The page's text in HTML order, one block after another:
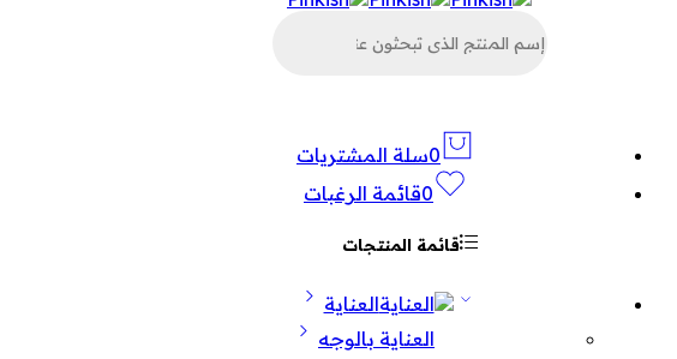
عن
0سلة المشتريات
0قائمة الرغبات
قائمة المنتجات
العناية
العناية بالوجه